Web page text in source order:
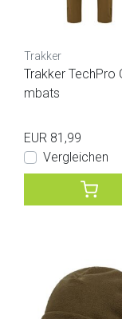
Trakker
Trakker TechPro
mbats
EUR 81,99
Vergleichen